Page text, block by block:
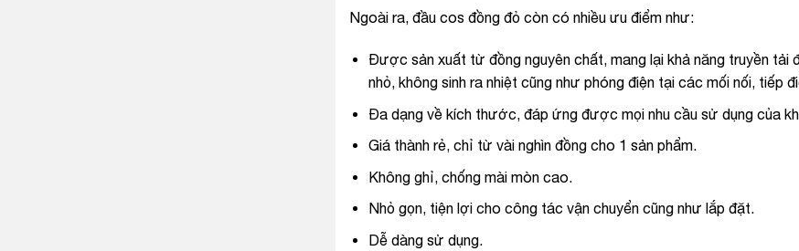
Ngoài ra, đầu cos đồng đỏ còn có nhiều ưu điểm như:
Được sản xuất từ đồng nguyên chất, mang lại khả năng truyền tải
nhỏ, không sinh ra nhiệt cũng như phóng điện tại các mối nối, tiếp
Đa dạng về kích thước, đáp ứng được mọi nhu cầu sử dụng của
Giá thành rẻ, chỉ từ vài nghìn đồng cho 1 sản phẩm.
Không ghỉ, chống mài mòn cao.
Nhỏ gọn, tiện lợi cho công tác vận chuyển cũng như lắp đặt.
Dễ dàng sử dụng.